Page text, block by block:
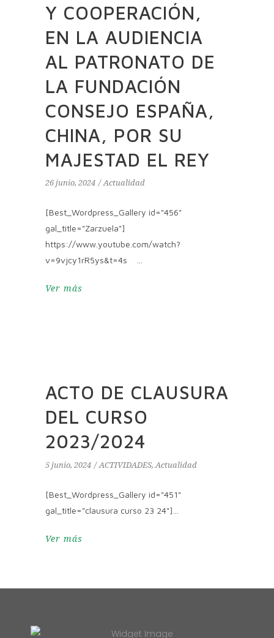
Y COOPERACIÓN,
EN LA AUDIENCIA
AL PATRONATO DE
LA FUNDACIÓN
CONSEJO ESPAÑA,
CHINA, POR SU
MAJESTAD EL REY
26 junio, 2024 Actualidad
[Best_Wordpress_Gallery id="456"
gal_title="Zarzuela"]
https://www.youtube.com/watch?
v=9vjcy1rR5ys&t=4s
Ver más
ACTO DE CLAUSURA
DEL CURSO
2023/2024
5 junio, 2024 ACTIVIDADES, Actualidad
[Best_Wordpress_Gallery id="451"
gal_title="clausura curso 23 24"]
Ver más